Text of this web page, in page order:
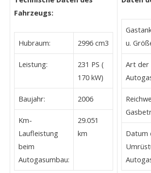
Fahrzeugs:
Hubraum: 2996 cm3
Leistung:
231 PS (
170 kW)
Baujahr: 2006
Km-
Laufleistung
beim
Autogasumbau:
29.051
km
u.
Art der
Datum